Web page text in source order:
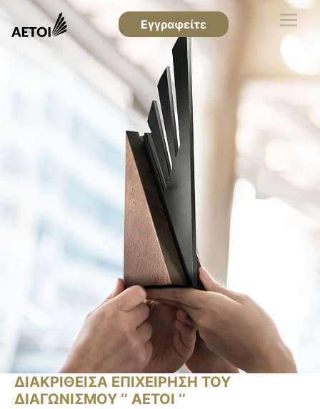
Εγγραφείτε
ΔΙΑΚΡΙΘΕΙΣΑ ΕΠΙΧΕΙΡΗΣΗ ΤΟΥ
ΔΙΑΓΩΝΙΣΜΟΥ ‘’ ΑΕΤΟΙ ‘’